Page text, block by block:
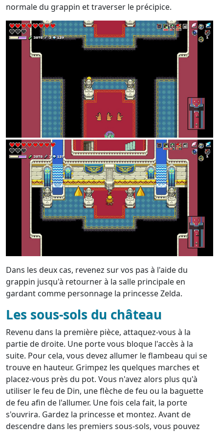
normale du grappin et traverser le précipice.
Dans les deux cas, revenez sur vos pas à l'aide du
grappin jusqu'à retourner à la salle principale en
gardant comme personnage la princesse Zelda.
Les sous-sols du château
Revenu dans la première pièce, attaquez-vous à la
partie de droite. Une porte vous bloque l'accès à la
suite. Pour cela, vous devez allumer le flambeau qui se
trouve en hauteur. Grimpez les quelques marches et
placez-vous près du pot. Vous n'avez alors plus qu'à
utiliser le feu de Din, une flèche de feu ou la baguette
de feu afin de l'allumer. Une fois cela fait, la porte
s'ouvrira. Gardez la princesse et montez. Avant de
descendre dans les premiers sous-sols, vous pouvez